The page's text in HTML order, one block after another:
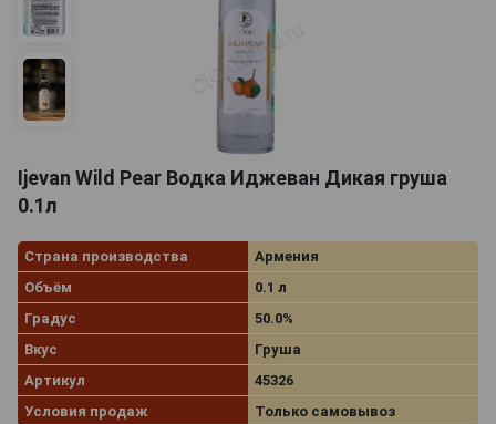
Ijevan Wild Pear Водка Иджеван Дикая груша
0.1л
Страна производства
Армения
Объём
0.1 л
Градус
50.0%
Вкус
Груша
Артикул
45326
Условия продаж
Только самовывоз